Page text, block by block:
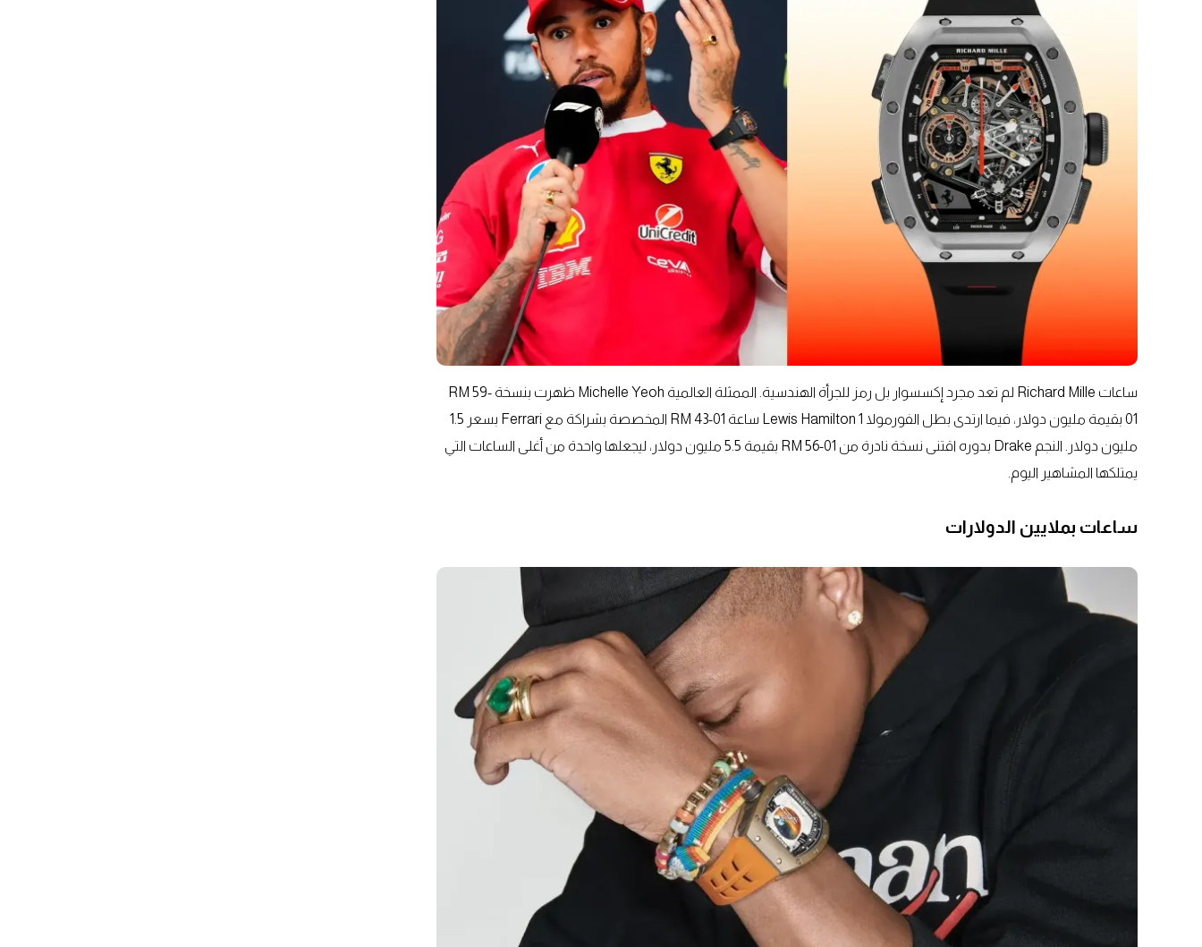
ساعات Richard Mille لم تعد مجرد إكسسوار بل رمز للجرأة الهندسية. الممثلة العالمية Michelle Yeoh ظهرت بنسخة RM 59-
01 بقيمة مليون دولار، فيما ارتدى بطل الفورمولا 1 Lewis Hamilton ساعة RM 43-01 المخصصة بشراكة مع Ferrari بسعر 1.5
مليون دولار. النجم Drake بدوره اقتنى نسخة نادرة من RM 56-01 بقيمة 5.5 مليون دولار، ليجعلها واحدة من أغلى الساعات التي
يمتلكها المشاهير اليوم.
ساعات بملايين الدولارات